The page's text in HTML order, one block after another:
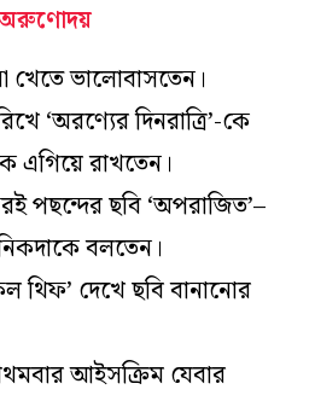
খেতে ভালোবাসতেন।
‘অরণ্যের দিনরাত্রি’-কে
এগিয়ে রাখতেন।
পছন্দের ছবি ‘অপরাজিত’–
বলতেন।
থিফ’ দেখে ছবি বানানোর
আইসক্রিম যেবার